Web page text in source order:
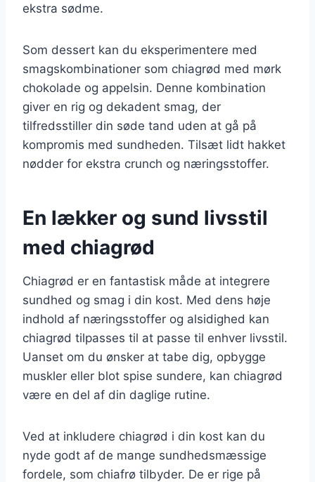
ekstra sødme.
Som dessert kan du eksperimentere med
smagskombinationer som chiagrød med mørk
chokolade og appelsin. Denne kombination
giver en rig og dekadent smag, der
tilfredsstiller din søde tand uden at gå på
kompromis med sundheden. Tilsæt lidt hakket
nødder for ekstra crunch og næringsstoffer.
En lækker og sund livsstil
med chiagrød
Chiagrød er en fantastisk måde at integrere
sundhed og smag i din kost. Med dens høje
indhold af næringsstoffer og alsidighed kan
chiagrød tilpasses til at passe til enhver livsstil.
Uanset om du ønsker at tabe dig, opbygge
muskler eller blot spise sundere, kan chiagrød
være en del af din daglige rutine.
Ved at inkludere chiagrød i din kost kan du
nyde godt af de mange sundhedsmæssige
fordele, som chiafrø tilbyder. De er rige på